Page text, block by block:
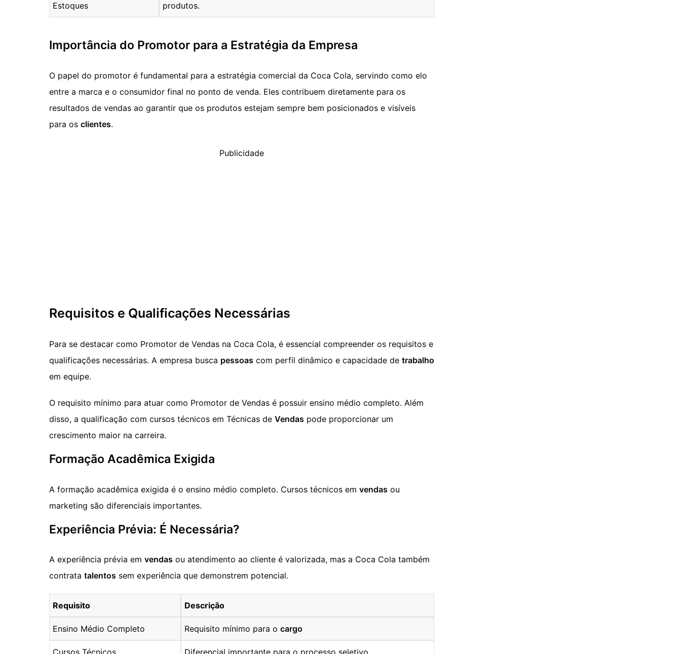
Estoques
produtos.
Importância do Promotor para a Estratégia da Empresa
O papel do promotor é fundamental para a estratégia comercial da Coca Cola, servindo como elo
entre a marca e o consumidor final no ponto de venda. Eles contribuem diretamente para os
resultados de vendas ao garantir que os produtos estejam sempre bem posicionados e visíveis
para os clientes.
Publicidade
Requisitos e Qualificações Necessárias
Para se destacar como Promotor de Vendas na Coca Cola, é essencial compreender os requisitos e
qualificações necessárias. A empresa busca pessoas com perfil dinâmico e capacidade de trabalho
em equipe.
O requisito mínimo para atuar como Promotor de Vendas é possuir ensino médio completo. Além
disso, a qualificação com cursos técnicos em Técnicas de Vendas pode proporcionar um
crescimento maior na carreira.
Formação Acadêmica Exigida
A formação acadêmica exigida é o ensino médio completo. Cursos técnicos em vendas ou
marketing são diferenciais importantes.
Experiência Prévia: É Necessária?
A experiência prévia em vendas ou atendimento ao cliente é valorizada, mas a Coca Cola também
contrata talentos sem experiência que demonstrem potencial.
Requisito Descrição
Ensino Médio Completo Requisito mínimo para ocargo
Cursos Técnicos Diferencial importante para o processo seletivo